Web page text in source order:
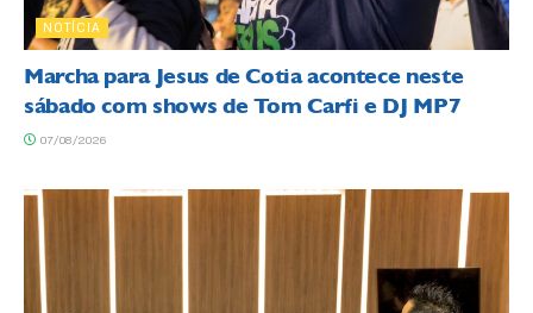
NOTÍCIA
Marcha para Jesus de Cotia acontece neste
sábado com shows de Tom Carfi e DJ MP7
07/08/2026